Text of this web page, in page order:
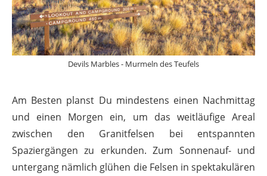
Devils Marbles - Murmeln des Teufels
Am Besten planst Du mindestens einen Nachmittag
und einen Morgen ein, um das weitläufige Areal
zwischen den Granitfelsen bei entspannten
Spaziergängen zu erkunden. Zum Sonnenauf- und
untergang nämlich glühen die Felsen in spektakulären